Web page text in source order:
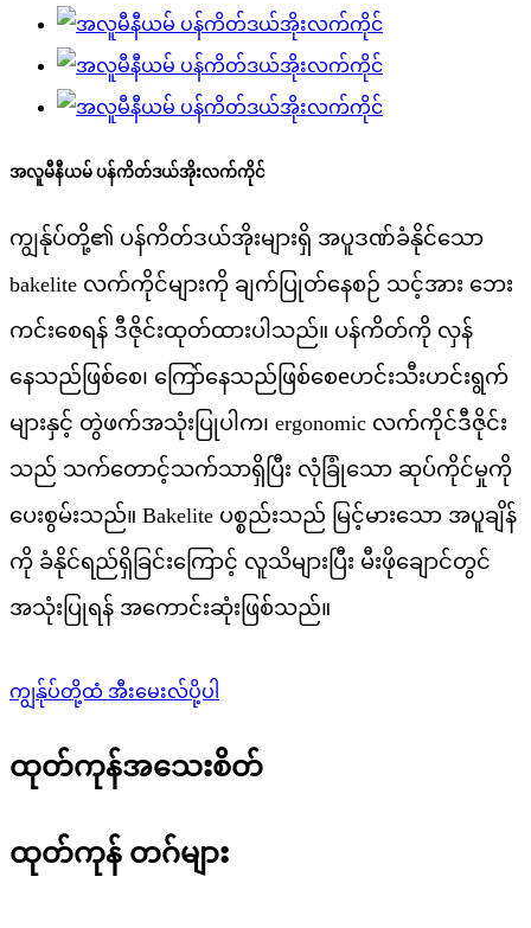
အလူမီနီယမ် ပန်ကိတ်ဒယ်အိုးလက်ကိုင်
ကျွန်ုပ်တို့၏ ပန်ကိတ်ဒယ်အိုးများရှိ အပူဒဏ်ခံနိုင်သော
bakelite လက်ကိုင်များကို ချက်ပြုတ်နေစဉ် သင့်အား ဘေး
ကင်းစေရန် ဒီဇိုင်းထုတ်ထားပါသည်။ ပန်ကိတ်ကို လှန်
နေသည်ဖြစ်စေ၊ ကြော်နေသည်ဖြစ်စေeဟင်းသီးဟင်းရွက်
များနှင့် တွဲဖက်အသုံးပြုပါက၊ ergonomic လက်ကိုင်ဒီဇိုင်း
သည် သက်တောင့်သက်သာရှိပြီး လုံခြုံသော ဆုပ်ကိုင်မှုကို
ပေးစွမ်းသည်။ Bakelite ပစ္စည်းသည် မြင့်မားသော အပူချိန်
ကို ခံနိုင်ရည်ရှိခြင်းကြောင့် လူသိများပြီး မီးဖိုချောင်တွင်
အသုံးပြုရန် အကောင်းဆုံးဖြစ်သည်။
ကျွန်ုပ်တို့ထံ အီးမေးလ်ပို့ပါ
ထုတ်ကုန်အသေးစိတ်
ထုတ်ကုန် တဂ်များ